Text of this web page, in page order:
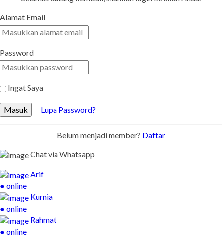
Alamat Email
Password
Ingat Saya
Masuk Lupa Password?
Belum menjadi member? Daftar
Chat via Whatsapp
Arif
● online
Kurnia
● online
Rahmat
● online